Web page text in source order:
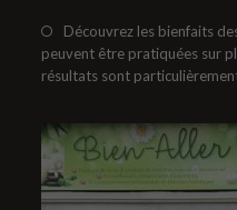
Découvrez les bienfaits
peuvent être pratiquées sur
résultats sont